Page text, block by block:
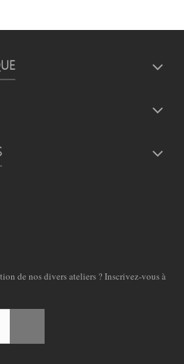
de nos divers ateliers ? Inscrivez-vous à